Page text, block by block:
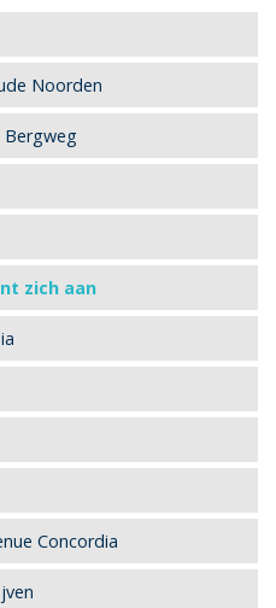
Noorden
Bergweg
zich aan
Concordia